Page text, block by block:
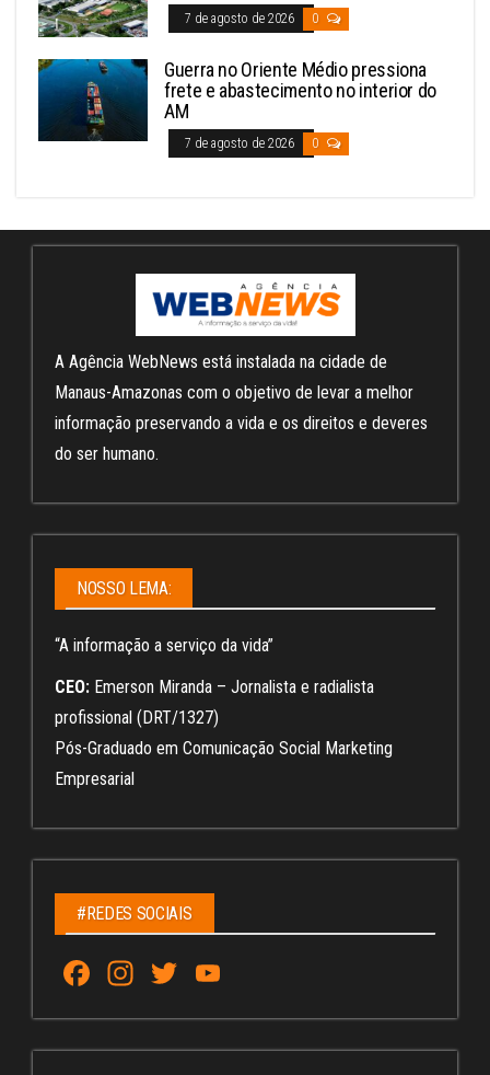
7 de agosto de 2026 0
Guerra no Oriente Médio pressiona
frete e abastecimento no interior do
AM
7 de agosto de 2026 0
A Agência WebNews está instalada na cidade de
Manaus-Amazonas com o objetivo de levar a melhor
informação preservando a vida e os direitos e deveres
do ser humano.
NOSSO LEMA:
“A informação a serviço da vida”
CEO: Emerson Miranda – Jornalista e radialista
profissional (DRT/1327)
Pós-Graduado em Comunicação Social Marketing
Empresarial
#REDES SOCIAIS
Fa
ce
bo
In
st
ag
T
wi
tt
u
Tu